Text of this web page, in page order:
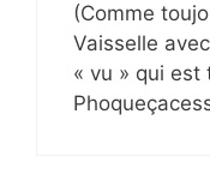
(Comme
Vaisselle
« vu » qui